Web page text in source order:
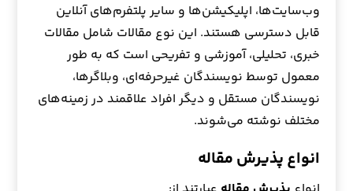
وب‌سایت‌ها، اپلیکیشن‌ها و سایر پلتفرم‌های آنلاین
قابل دسترسی هستند. این نوع مقالات شامل مقالات
خبری، تحلیلی، آموزشی و تفریحی است که به طور
معمول توسط نویسندگان غیرحرفه‌ای، وبلاگرها،
نویسندگان مستقل و دیگر افراد علاقمند در زمینه‌های
مختلف نوشته می‌شوند.
انواع پذیرش مقاله